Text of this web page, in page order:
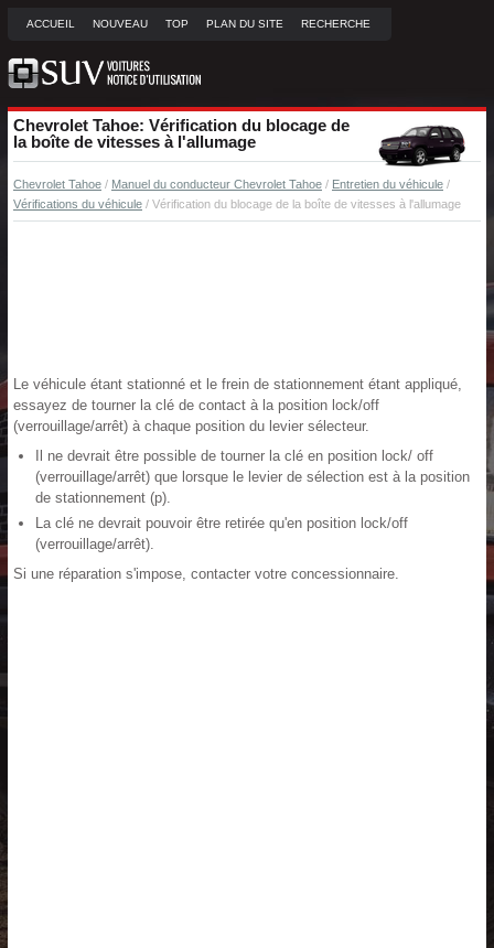
ACCUEIL NOUVEAU TOP PLAN DU SITE RECHERCHE
Chevrolet Tahoe: Vérification du blocage de
la boîte de vitesses à l'allumage
Chevrolet Tahoe / Manuel du conducteur Chevrolet Tahoe / Entretien du véhicule /
Vérifications du véhicule / Vérification du blocage de la boîte de vitesses à l'allumage
Le véhicule étant stationné et le frein de stationnement étant appliqué,
essayez de tourner la clé de contact à la position lock/off
(verrouillage/arrêt) à chaque position du levier sélecteur.
Il ne devrait être possible de tourner la clé en position lock/ off
(verrouillage/arrêt) que lorsque le levier de sélection est à la position
de stationnement (p).
La clé ne devrait pouvoir être retirée qu'en position lock/off
(verrouillage/arrêt).
Si une réparation s'impose, contacter votre concessionnaire.